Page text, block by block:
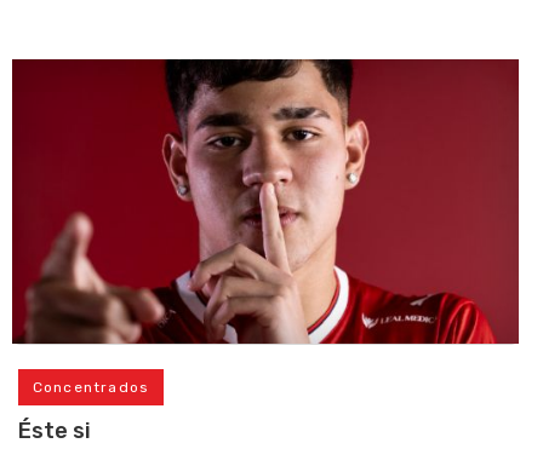
Concentrados
Éste si